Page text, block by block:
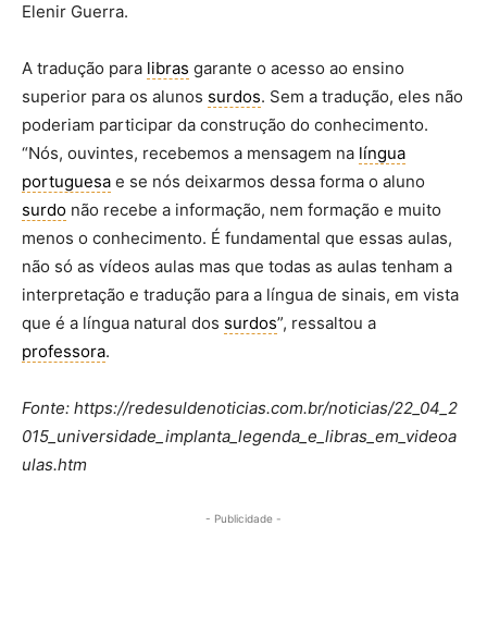
Elenir Guerra.
A tradução para libras garante o acesso ao ensino
superior para os alunos surdos. Sem a tradução, eles não
poderiam participar da construção do conhecimento.
“Nós, ouvintes, recebemos a mensagem na língua
portuguesa e se nós deixarmos dessa forma o aluno
surdo não recebe a informação, nem formação e muito
menos o conhecimento. É fundamental que essas aulas,
não só as vídeos aulas mas que todas as aulas tenham a
interpretação e tradução para a língua de sinais, em vista
que é a língua natural dos surdos”, ressaltou a
professora.
Fonte: https://redesuldenoticias.com.br/noticias/22_04_2
015_universidade_implanta_legenda_e_libras_em_videoa
ulas.htm
- Publicidade -